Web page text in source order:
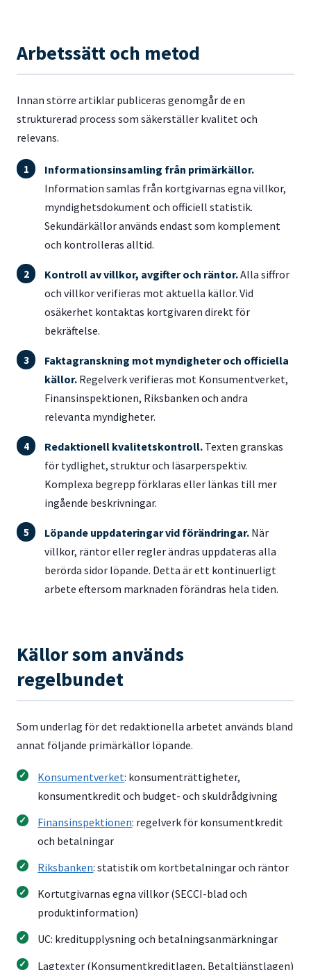
Arbetssätt och metod
Innan större artiklar publiceras genomgår de en
strukturerad process som säkerställer kvalitet och
relevans.
Informationsinsamling från primärkällor.
Information samlas från kortgivarnas egna villkor,
myndighetsdokument och officiell statistik.
Sekundärkällor används endast som komplement
och kontrolleras alltid.
Kontroll av villkor, avgifter och räntor.Alla siffror
och villkor verifieras mot aktuella källor. Vid
osäkerhet kontaktas kortgivaren direkt för
bekräftelse.
Faktagranskning mot myndigheter och officiella
källor. Regelverk verifieras mot Konsumentverket,
Finansinspektionen, Riksbanken och andra
relevanta myndigheter.
Redaktionell kvalitetskontroll. Texten granskas
för tydlighet, struktur och läsarperspektiv.
Komplexa begrepp förklaras eller länkas till mer
ingående beskrivningar.
Löpande uppdateringar vid förändringar. När
villkor, räntor eller regler ändras uppdateras alla
berörda sidor löpande. Detta är ett kontinuerligt
arbete eftersom marknaden förändras hela tiden.
Källor som används
regelbundet
Som underlag för det redaktionella arbetet används bland
annat följande primärkällor löpande.
Konsumentverket: konsumenträttigheter,
konsumentkredit och budget- och skuldrådgivning
Finansinspektionen: regelverk för konsumentkredit
och betalningar
Riksbanken: statistik om kortbetalningar och räntor
Kortutgivarnas egna villkor (SECCI-blad och
produktinformation)
UC: kreditupplysning och betalningsanmärkningar
Lagtexter (Konsumentkreditlagen, Betaltjänstlagen)